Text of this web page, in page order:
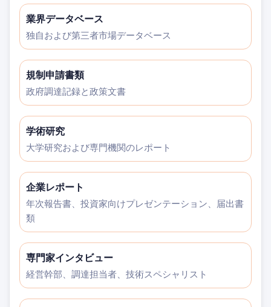
業界データベース
独自および第三者市場データベース
規制申請書類
政府調達記録と政策文書
学術研究
大学研究および専門機関のレポート
企業レポート
年次報告書、投資家向けプレゼンテーション、届出書
類
専門家インタビュー
経営幹部、調達担当者、技術スペシャリスト